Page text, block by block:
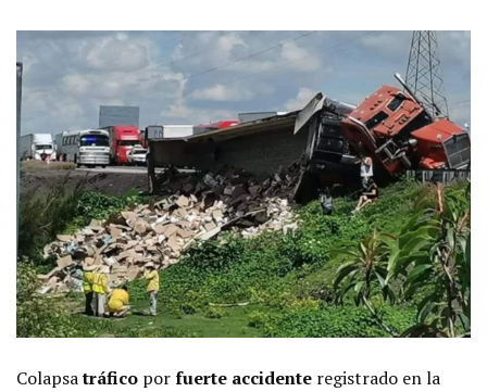
Colapsatráfico porfuerte accidente registrado en la